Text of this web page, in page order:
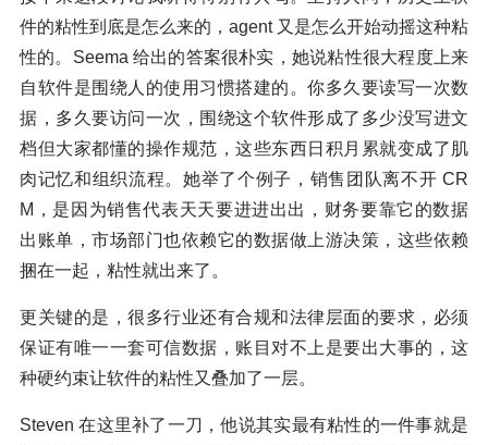
件的粘性到底是怎么来的，agent 又是怎么开始动摇这种粘
性的。Seema 给出的答案很朴实，她说粘性很大程度上来
自软件是围绕人的使用习惯搭建的。你多久要读写一次数
据，多久要访问一次，围绕这个软件形成了多少没写进文
档但大家都懂的操作规范，这些东西日积月累就变成了肌
肉记忆和组织流程。她举了个例子，销售团队离不开 CR
M，是因为销售代表天天要进进出出，财务要靠它的数据
出账单，市场部门也依赖它的数据做上游决策，这些依赖
捆在一起，粘性就出来了。
更关键的是，很多行业还有合规和法律层面的要求，必须
保证有唯一一套可信数据，账目对不上是要出大事的，这
种硬约束让软件的粘性又叠加了一层。
Steven 在这里补了一刀，他说其实最有粘性的一件事就是